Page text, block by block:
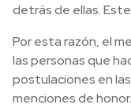
detrás de ellas.
Por esta razón, el
las personas que
postulaciones en
menciones de